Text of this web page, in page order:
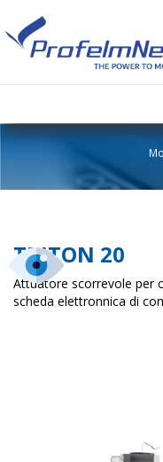
TRITON 20
Attuatore scorrevole per
scheda elettronnica di